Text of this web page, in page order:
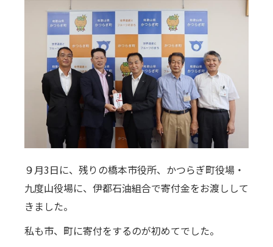
９月3日に、残りの橋本市役所、かつらぎ町役場・
九度山役場に、伊都石油組合で寄付金をお渡しして
きました。
私も市、町に寄付をするのが初めてでした。